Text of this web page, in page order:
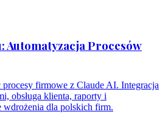
Automatyzacja Procesów
firmowe z Claude AI. Integracja
obsługa klienta, raporty i
wdrożenia dla polskich firm.